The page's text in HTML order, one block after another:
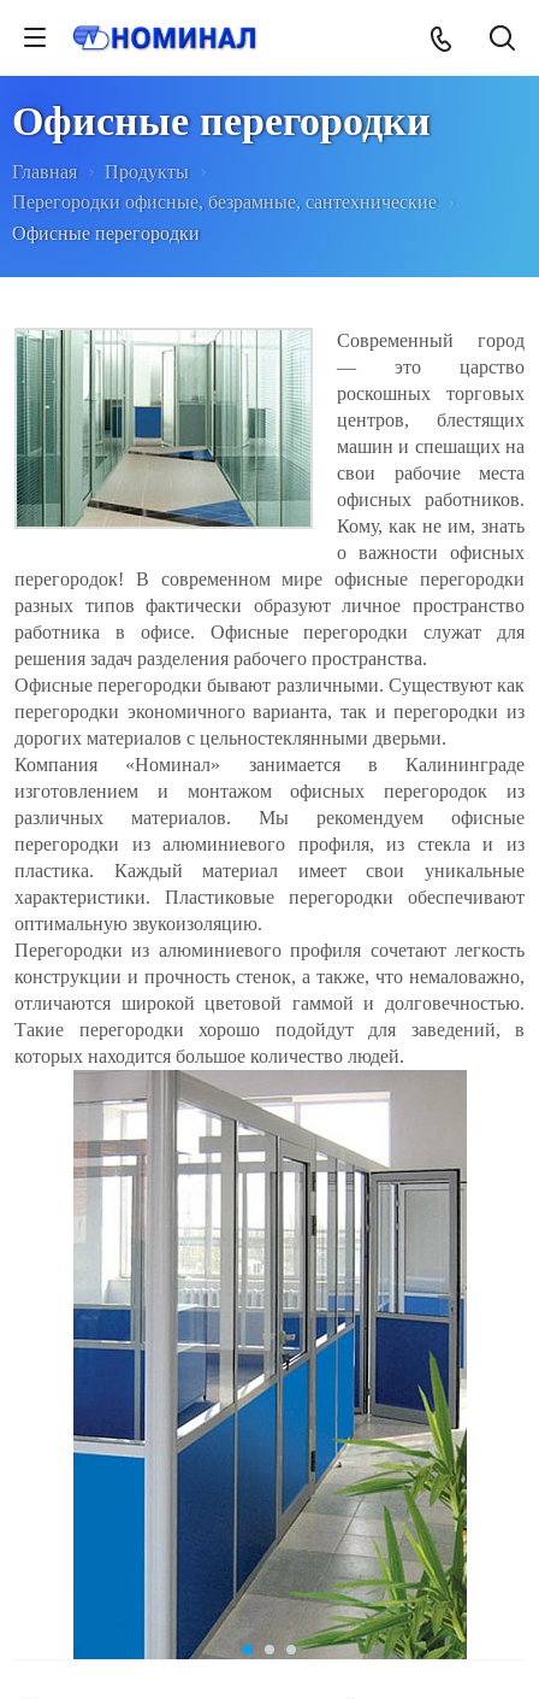
Офисные перегородки
Главная
Продукты
Перегородки офисные, безрамные, сантехнические
Офисные перегородки
Современный город
— это царство
роскошных торговых
центров, блестящих
машин и спешащих на
свои рабочие места
офисных работников.
Кому, как не им, знать
о важности офисных
перегородок! В современном мире офисные перегородки
разных типов фактически образуют личное пространство
работника в офисе. Офисные перегородки служат для
решения задач разделения рабочего пространства.
Офисные перегородки бывают различными. Существуют как
перегородки экономичного варианта, так и перегородки из
дорогих материалов с цельностеклянными дверьми.
Компания «Номинал» занимается в Калининграде
изготовлением и монтажом офисных перегородок из
различных материалов. Мы рекомендуем офисные
перегородки из алюминиевого профиля, из стекла и из
пластика. Каждый материал имеет свои уникальные
характеристики. Пластиковые перегородки обеспечивают
оптимальную звукоизоляцию.
Перегородки из алюминиевого профиля сочетают легкость
конструкции и прочность стенок, а также, что немаловажно,
отличаются широкой цветовой гаммой и долговечностью.
Такие перегородки хорошо подойдут для заведений, в
которых находится большое количество людей.